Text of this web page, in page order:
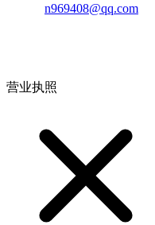
n969408@qq.com
营业执照